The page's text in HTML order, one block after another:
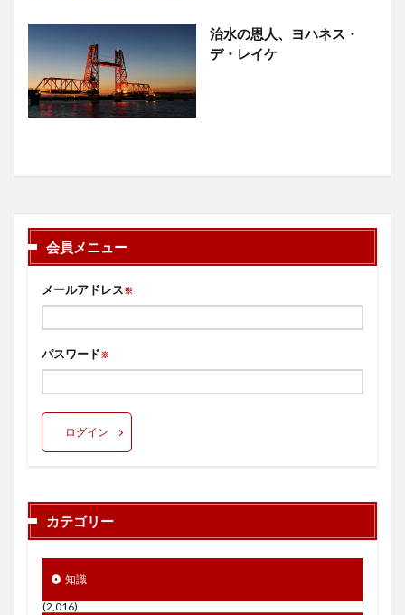
治水の恩人、ヨハネス・
デ・レイケ
会員メニュー
メールアドレス※
パスワード※
ログイン
カテゴリー
知識
(2,016)